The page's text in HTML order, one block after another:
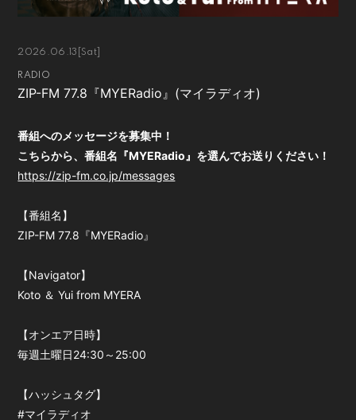
会員登録 ログイン
2026.06.13 [Sat]
RADIO
ZIP-FM 77.8『MYERadio』(マイラディオ)
番組へのメッセージを募集中！
こちらから、番組名『MYERadio』を選んでお送りください！
https://zip-fm.co.jp/messages
【番組名】
ZIP-FM 77.8『MYERadio』
【Navigator】
Koto ＆ Yui from MYERA
【オンエア日時】
毎週土曜日24:30～25:00
【ハッシュタグ】
#マイラディオ